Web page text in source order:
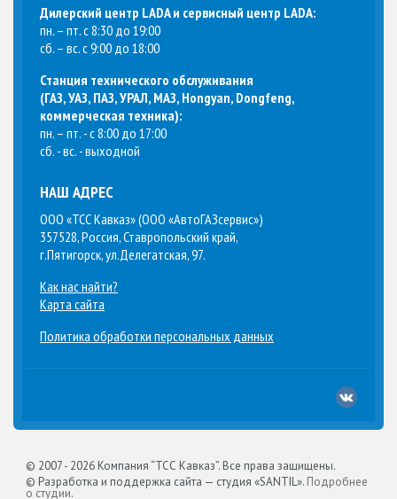
Дилерский центр LADA и сервисный центр LADA:
пн. – пт. с 8:30 до 19:00
сб. – вс. с 9:00 до 18:00
Станция технического обслуживания
(ГАЗ, УАЗ, ПАЗ, УРАЛ, МАЗ, Hongyan, Dongfeng,
коммерческая техника):
пн. – пт. - с 8:00 до 17:00
сб. - вс. - выходной
НАШ АДРЕС
ООО «ТСС Кавказ» (ООО «АвтоГАЗсервис»)
357528, Россия, Ставропольский край,
г.Пятигорск, ул.Делегатская, 97.
Как нас найти?
Карта сайта
Политика обработки персональных данных
© 2007 - 2026 Компания “ТСС Кавказ”. Все права защищены.
© Разработка и поддержка сайта — студия «SANTIL». Подробнее
о студии.